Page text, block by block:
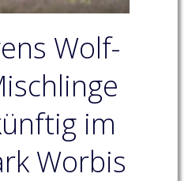
Wolf-
im
Worbis